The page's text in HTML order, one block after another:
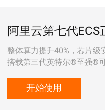
阿里云第七代ECS
整体算力提升40%，芯片级
搭载第三代英特尔®至强®
开始使用